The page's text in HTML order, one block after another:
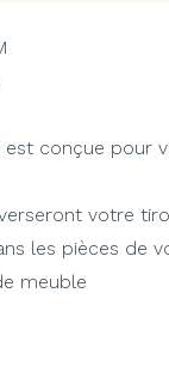
conçue pour
votre
les pièces de
meuble